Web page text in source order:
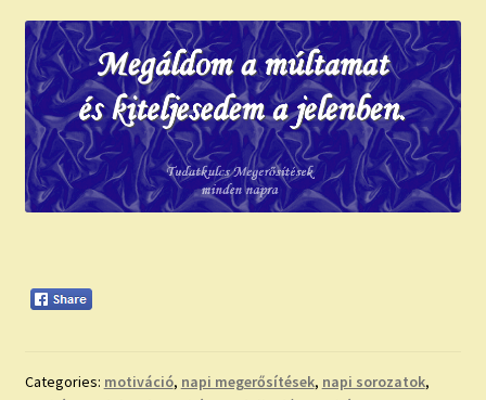
Categories: motiváció, napi megerősítések, napi sorozatok,